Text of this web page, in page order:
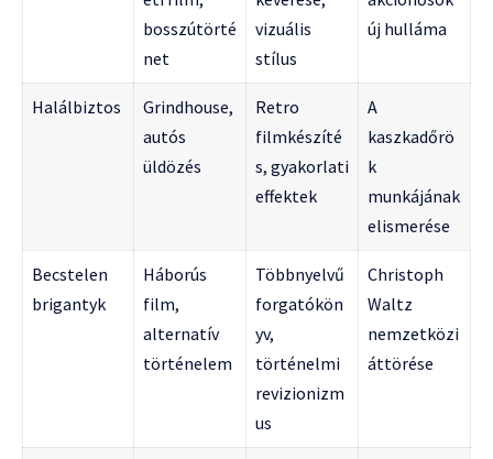
bosszútörté
net
vizuális
stílus
új hulláma
Halálbiztos
Grindhouse,
autós
üldözés
Retro
filmkészíté
s, gyakorlati
effektek
A
kaszkadőrö
k
munkájának
elismerése
Becstelen
brigantyk
Háborús
film,
alternatív
történelem
Többnyelvű
forgatókön
yv,
történelmi
revizionizm
us
Christoph
Waltz
nemzetközi
áttörése